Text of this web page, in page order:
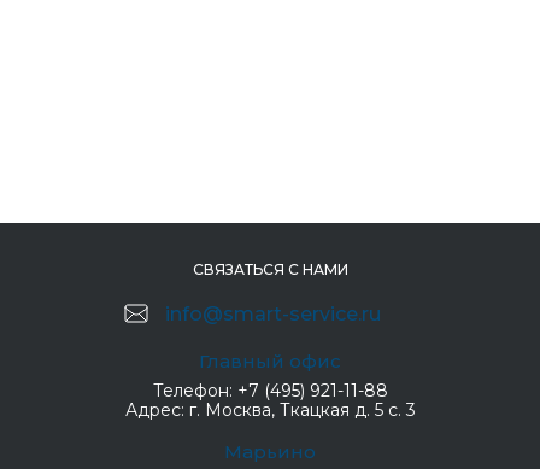
СВЯЗАТЬСЯ С НАМИ
info@smart-service.ru
Главный офис
Телефон: +7 (495) 921-11-88
Адрес: г. Москва, Ткацкая д. 5 с. 3
Марьино